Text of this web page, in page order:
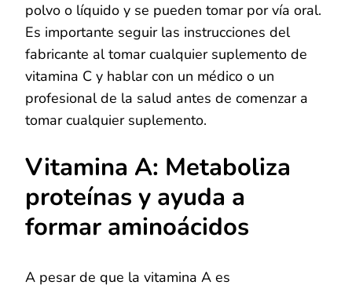
polvo o líquido y se pueden tomar por vía oral.
Es importante seguir las instrucciones del
fabricante al tomar cualquier suplemento de
vitamina C y hablar con un médico o un
profesional de la salud antes de comenzar a
tomar cualquier suplemento.
Vitamina A: Metaboliza
proteínas y ayuda a
formar aminoácidos
A pesar de que la vitamina A es